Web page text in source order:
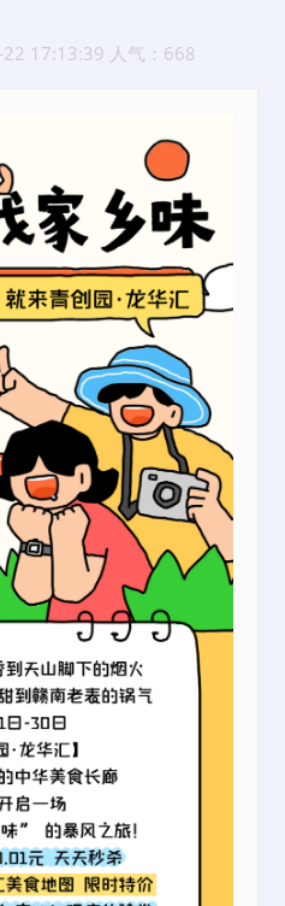
17:13:39 人气：668